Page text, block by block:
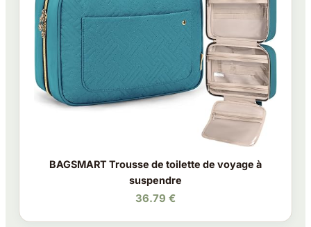
BAGSMART Trousse de toilette de voyage à
suspendre
36.79 €